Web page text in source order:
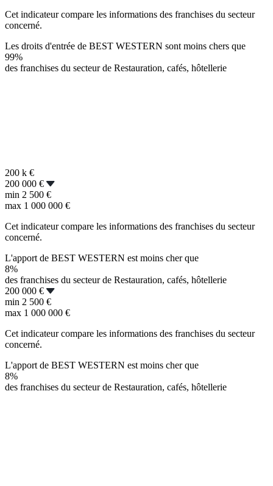
Cet indicateur compare les informations des franchises du secteur
concerné.
Les droits d'entrée de BEST WESTERN sont moins chers que
99%
des franchises du secteur de Restauration, cafés, hôtellerie
200 k €
200 000 €
min 2 500 €
max 1 000 000 €
Cet indicateur compare les informations des franchises du secteur
concerné.
L'apport de BEST WESTERN est moins cher que
8%
des franchises du secteur de Restauration, cafés, hôtellerie
200 000 €
min 2 500 €
max 1 000 000 €
Cet indicateur compare les informations des franchises du secteur
concerné.
L'apport de BEST WESTERN est moins cher que
8%
des franchises du secteur de Restauration, cafés, hôtellerie